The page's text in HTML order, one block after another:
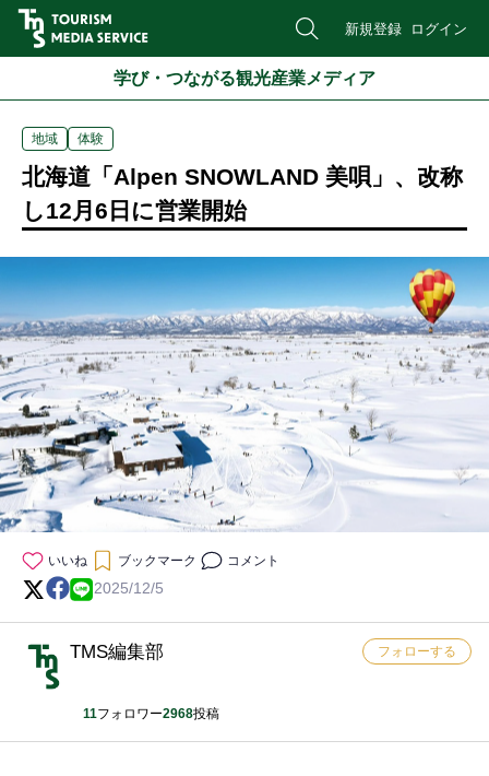
新規登録 ログイン
学び・つながる観光産業メディア
地域 体験
北海道「Alpen SNOWLAND 美唄」、改称
し12月6日に営業開始
いいね ブックマーク コメント
2025/12/5
TMS編集部
11フォロワー2968投稿
フォローする